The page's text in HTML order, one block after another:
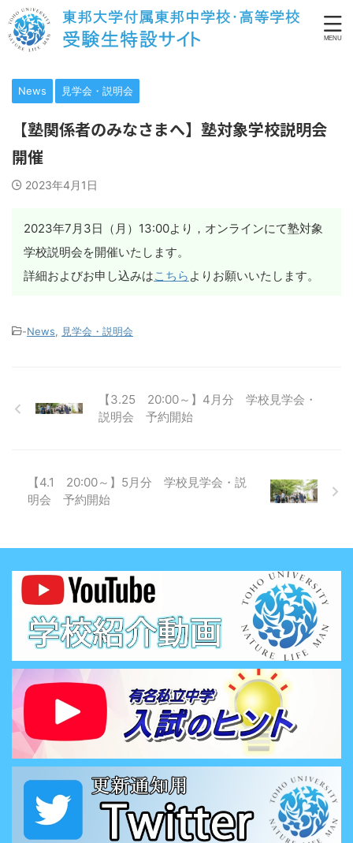
News 見学会・説明会
【塾関係者のみなさまへ】塾対象学校説明会
開催
2023年4月1日
2023年7月3日（月）13:00より，オンラインにて塾対象
学校説明会を開催いたします。
詳細およびお申し込みはこちら よりお願いいたします。
-News 見学会・説明会
【3.25 20:00～】4月分 学校見学会・
説明会 予約開始
【4.1 20:00～】5月分 学校見学会・説
明会 予約開始